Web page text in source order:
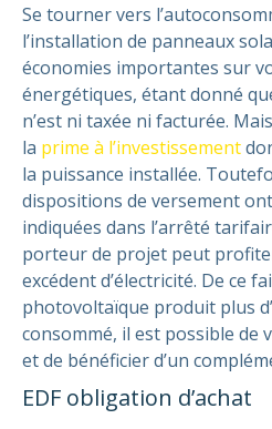
Se tourner vers
l’installation de panneaux
économies importantes sur
énergétiques, étant donné
n’est ni taxée ni facturée.
la prime à l’investissement
la puissance installée.
dispositions de versement
indiquées dans l’arrêté
porteur de projet peut
excédent d’électricité. De ce
photovoltaïque produit plus
consommé, il est possible de
et de bénéficier d’un
EDF obligation d’achat